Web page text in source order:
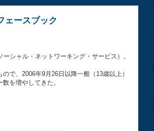
ースブック
シャル・ネットワーキング・サービス）。
で、2006年9月26日以降一般（13歳以上）
を増やしてきた。